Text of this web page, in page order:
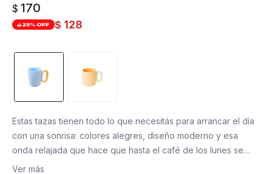
$ 170
$ 128
Estas tazas tienen todo lo que necesitás para arrancar el día
con una sonrisa: colores alegres, diseño moderno y esa
onda relajada que hace que hasta el café de los lunes se
sienta más amable. Son ideales para sumarle un poco de
Ver más